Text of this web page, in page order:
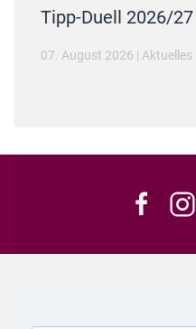
Tipp-Duell 2026/27
07. August 2026 | Aktuelles